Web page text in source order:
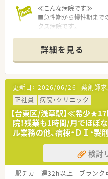
≪こんな病院です≫
■急性期から慢性期まで
クス病院です。
■17時終了後、残業もほ
できます。
■職員が仕事と子育てを
う、行動計画を策定して
■女性の方が働きやすい
す。
≪業務内容≫
■入院患者様の調剤、監査
■注射（抗がん剤、ＴＰＮ
■病棟業務（各病棟に薬
■医薬品管理、医薬品情
■各種委員会活動
≪こんな方におすすめ≫
詳細を見る
更新日： 2026/06/26 薬剤師求
正社員
病院・クリニック
【台東区/浅草駅】≪希少
院！残業も1時間/月でほぼ
ル業務の他、病棟・ＤＩ・
検討
駅チカ 週32h以上 ブランク